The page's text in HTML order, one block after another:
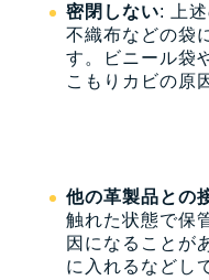
密閉しない: 上
不織布などの袋
す。ビニール袋
こもりカビの原
他の革製品との
触れた状態で保
因になることが
に入れるなどし